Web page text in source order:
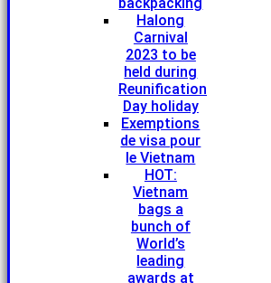
Halong
Carnival
2023 to be
held during
Reunification
Day holiday
Exemptions
de visa pour
le Vietnam
HOT:
Vietnam
bags a
bunch of
World’s
leading
awards at